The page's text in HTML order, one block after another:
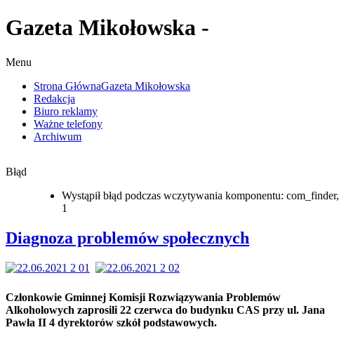
Gazeta Mikołowska -
Menu
Strona GłównaGazeta Mikołowska
Redakcja
Biuro reklamy
Ważne telefony
Archiwum
Błąd
Wystąpił błąd podczas wczytywania komponentu: com_finder,
1
Diagnoza problemów społecznych
Członkowie Gminnej Komisji Rozwiązywania Problemów
Alkoholowych zaprosili 22 czerwca do budynku CAS przy ul. Jana
Pawła II 4 dyrektorów szkół podstawowych.